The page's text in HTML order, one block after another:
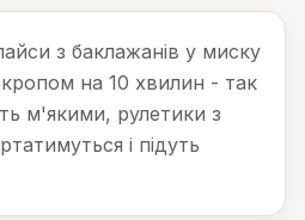
з баклажанів у миску
на 10 хвилин - так
м'якими, рулетики з
і підуть